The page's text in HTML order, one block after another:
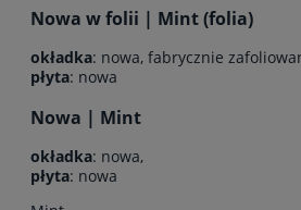
Nowa w folii | Mint (folia)
okładka: nowa, fabrycznie
płyta: nowa
Nowa | Mint
okładka: nowa,
płyta: nowa